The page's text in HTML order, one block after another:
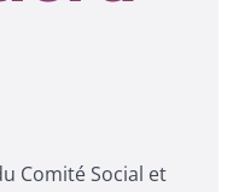
Comité Social et